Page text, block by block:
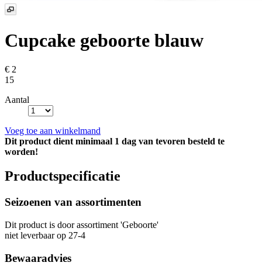
Cupcake geboorte blauw
€ 2
15
Aantal
Voeg toe aan winkelmand
Dit product dient minimaal 1 dag van tevoren besteld te
worden!
Productspecificatie
Seizoenen van assortimenten
Dit product is door assortiment 'Geboorte'
niet leverbaar op 27-4
Bewaaradvies